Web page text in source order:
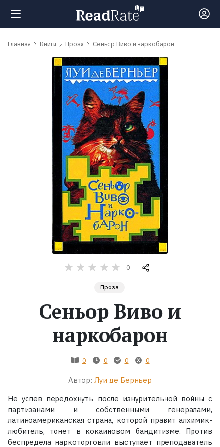
Поиск
обсуждаемые
Главная Книги Проза Сеньор Виво и наркобарон
0
Проза
Сеньор Виво и
наркобарон
0 0 0 0
Автор: Луи де Берньер
Не успев передохнуть после изнурительной войны с
партизанами и собственными генералами,
латиноамериканская страна, которой правит алхимик-
любитель, тонет в кокаиновом бандитизме. Против
беспредела наркоторговли выступает преподаватель